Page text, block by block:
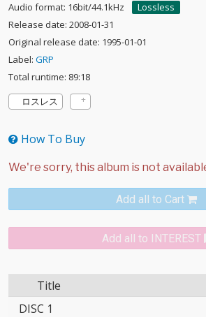
Audio format: 16bit/44.1kHz
Lossless
Release date: 2008-01-31
Original release date: 1995-01-01
Label: GRP
Total runtime: 89:18
ロスレス
How To Buy
Add all to Cart
Add all to INTEREST
Title
DISC 1